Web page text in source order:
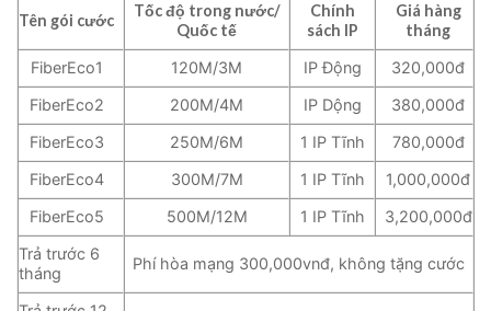
Tên gói cước
Tốc độ trong nước/
Quốc tế
Chính
sách IP
Giá hàng
tháng
FiberEco1
120M/3M IP Động
320,000đ
FiberEco2
200M/4M IP Dộng
380,000đ
FiberEco3
250M/6M 1 IP Tĩnh
780,000đ
FiberEco4
300M/7M 1 IP Tĩnh
1,000,000đ
FiberEco5
500M/12M 1 IP Tĩnh
3,200,000đ
Trả trước 6
tháng
Phí hòa mạng 300,000vnđ, không tặng cước